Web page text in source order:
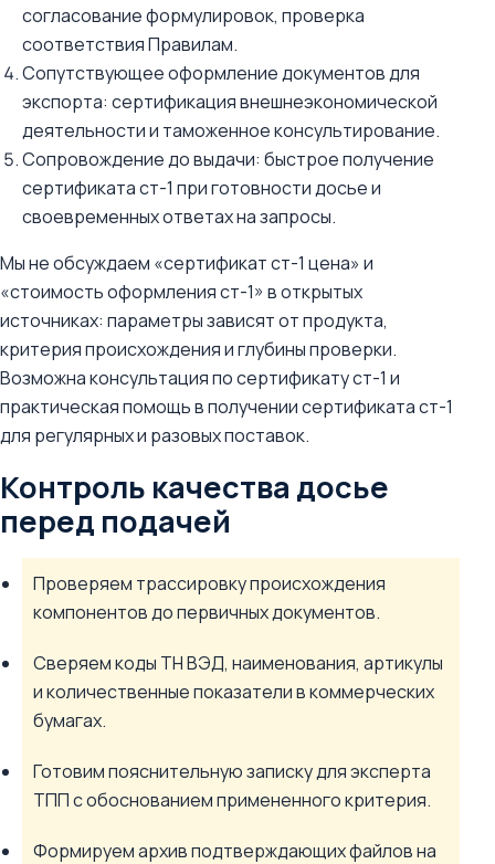
согласование формулировок, проверка
соответствия Правилам.
Сопутствующее оформление документов для
экспорта: сертификация внешнеэкономической
деятельности и таможенное консультирование.
Сопровождение до выдачи: быстрое получение
сертификата ст-1 при готовности досье и
своевременных ответах на запросы.
Мы не обсуждаем «сертификат ст-1 цена» и
«стоимость оформления ст-1» в открытых
источниках: параметры зависят от продукта,
критерия происхождения и глубины проверки.
Возможна консультация по сертификату ст-1 и
практическая помощь в получении сертификата ст-1
для регулярных и разовых поставок.
Контроль качества досье
перед подачей
Проверяем трассировку происхождения
компонентов до первичных документов.
Сверяем коды ТН ВЭД, наименования, артикулы
и количественные показатели в коммерческих
бумагах.
Готовим пояснительную записку для эксперта
ТПП с обоснованием примененного критерия.
Формируем архив подтверждающих файлов на